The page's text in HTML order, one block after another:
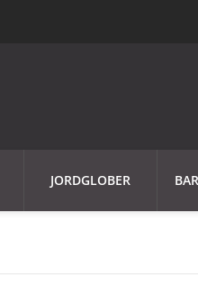
JORDGLOBER